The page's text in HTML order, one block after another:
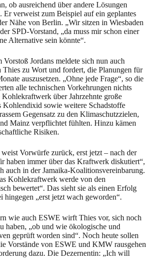
ob ausreichend über andere Lösungen
Er verweist zum Beispiel auf ein geplantes
Nähe von Berlin. „Wir sitzen in Wiesbaden
SPD-Vorstand, „da muss mir schon einer
Alternative sein könnte“.
Jordans meldete sich nun auch
zu Wort und fordert, die Planungen für
auszusetzen. „Ohne jede Frage“, so die
alle technischen Vorkehrungen nichts
Kohlekraftwerk über Jahrzehnte große
Kohlendixid sowie weitere Schadstoffe
Gegensatz zu den Klimaschutzzielen,
Mainz verpflichtet fühlten. Hinzu kämen
Risiken.
Vorwürfe zurück, erst jetzt – nach der
haben immer über das Kraftwerk diskutiert“,
auch in der Jamaika-Koalitionsvereinbarung.
Kohlekraftwerk werde von den
bewertet“. Das sieht sie als einen Erfolg
hingegen „erst jetzt wach geworden“.
wie auch ESWE wirft Thies vor, sich noch
haben, „ob und wie ökologische und
geprüft worden sind“. Noch heute sollen
Vorstände von ESWE und KMW rausgehen
dazu. Die Dezernentin: „Ich will